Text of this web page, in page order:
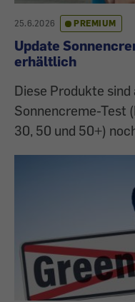
25.6.2026 PREMIUM
Update
erhältlich
Diese Produkte
Sonnencreme-Test
30, 50 und 50+)